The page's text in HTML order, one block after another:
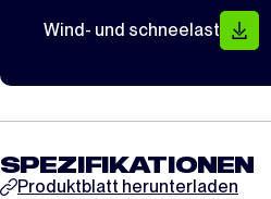
Wind- und schneelast
SPEZIFIKATIONEN
Produktblatt herunterladen